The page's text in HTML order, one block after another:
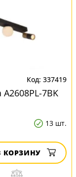
337419
7BK
13 шт.
КОРЗИНУ